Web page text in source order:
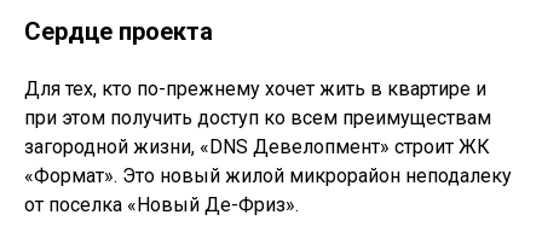
Сердце проекта
Для тех, кто по-прежнему хочет жить в квартире и
при этом получить доступ ко всем преимуществам
загородной жизни, «DNS Девелопмент» строит ЖК
«Формат». Это новый жилой микрорайон неподалеку
от поселка «Новый Де-Фриз».